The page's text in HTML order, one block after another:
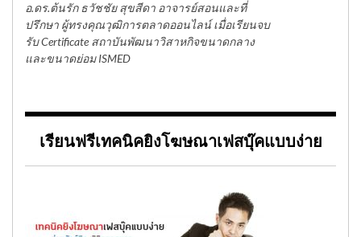
อ.ดร.ต้นรัก ธวัชชัย สุขสีดา อาจารย์สอนและที่
ปรึกษา ผู้ทรงคุณวุฒิการตลาดออนไลน์ เมื่อเรียนจบ
รับ Certificate สถาบันพัฒนาวิสาหกิจขนาดกลาง
และขนาดย่อม ISMED
เรียนฟรีเทคนิคยิงโฆษณาเฟสบุ๊คแบบง่าย